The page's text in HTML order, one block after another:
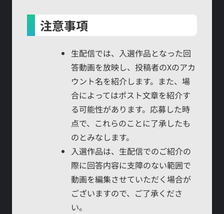
注意事項
生配信では、入選作品となった回
答動画を放映し、投稿者のXのアカ
ウント名を紹介します。また、場
合によってはポスト文章を紹介す
る可能性があります。応募した時
点で、これらのことに了承したも
のとみなします。
入選作品は、生配信でのご紹介の
際に回答内容に支障のない範囲で
動画を編集させていただく場合が
ございますので、ご了承くださ
い。